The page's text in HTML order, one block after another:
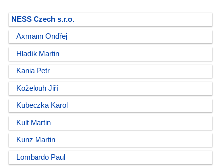
NESS Czech s.r.o.
Axmann Ondřej
Hladík Martin
Kania Petr
Koželouh Jiří
Kubeczka Karol
Kult Martin
Kunz Martin
Lombardo Paul